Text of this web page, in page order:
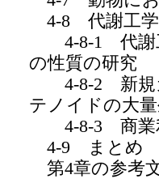
4-8 代謝工学
4-8-1 代謝工
の性質の研究
4-8-2 新規カ
テノイドの大
4-8-3 商業
4-9 まとめ
第4章の参考